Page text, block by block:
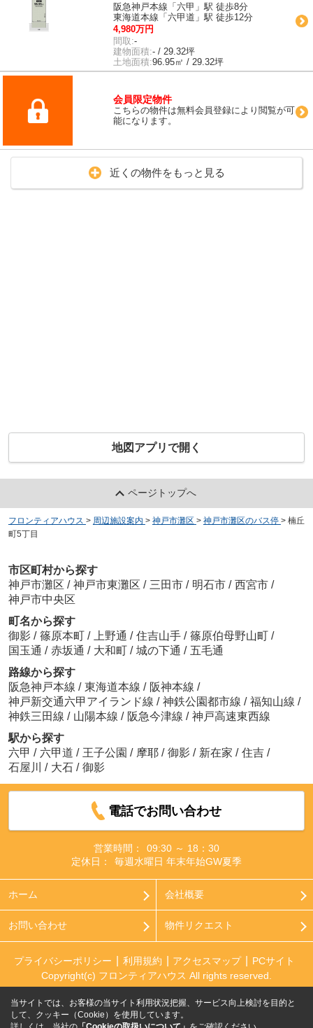
阪急神戸本線「六甲」駅 徒歩8分
東海道本線「六甲道」駅 徒歩12分
4,980万円
間取:-
建物面積:- / 29.32坪
土地面積:96.95㎡ / 29.32坪
会員限定物件
こちらの物件は無料会員登録により閲覧が可
能になります。
近くの物件をもっと見る
地図アプリで開く
ページトップへ
フロンティアハウス > 周辺施設案内 > 神戸市灘区 > 神戸市灘区のバス停 > 楠丘
町5丁目
市区町村から探す
神戸市灘区 / 神戸市東灘区 / 三田市 / 明石市 / 西宮市 /
神戸市中央区
町名から探す
御影 / 篠原本町 / 上野通 / 住吉山手 / 篠原伯母野山町 /
国玉通 / 赤坂通 / 大和町 / 城の下通 / 五毛通
路線から探す
阪急神戸本線 / 東海道本線 / 阪神本線 /
神戸新交通六甲アイランド線 / 神鉄公園都市線 / 福知山線 /
神鉄三田線 / 山陽本線 / 阪急今津線 / 神戸高速東西線
駅から探す
六甲 / 六甲道 / 王子公園 / 摩耶 / 御影 / 新在家 / 住吉 /
石屋川
/ 大石 / 御影
電話でお問い合わせ
営業時間：
09:30 ～ 18：30
定休日：
毎週水曜日 年末年始GW夏季
ホーム 会社概要
お問い合わせ 物件リクエスト
プライバシーポリシー 利用規約 アクセスマップ
PCサイト
Copyright(c) フロンティアハウス All rights reserved.
当サイトでは、お客様の当サイト利用状況把握、サービス向上検討を目的と
して、クッキー（Cookie）を使用しています。